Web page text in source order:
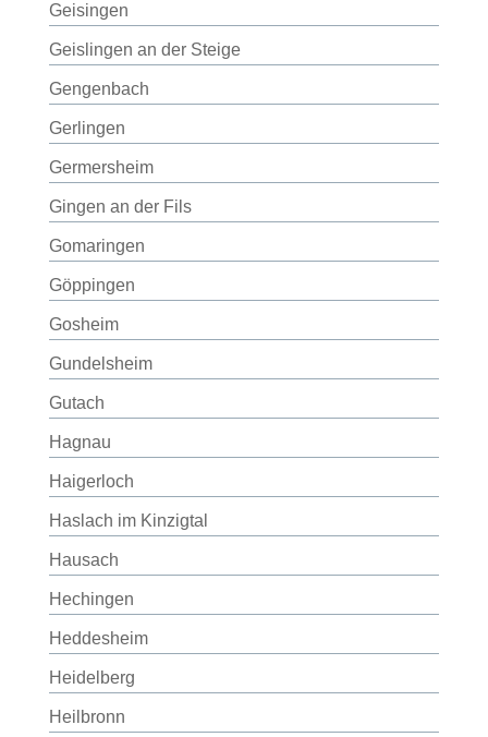
Geisingen
Geislingen an der Steige
Gengenbach
Gerlingen
Germersheim
Gingen an der Fils
Gomaringen
Göppingen
Gosheim
Gundelsheim
Gutach
Hagnau
Haigerloch
Haslach im Kinzigtal
Hausach
Hechingen
Heddesheim
Heidelberg
Heilbronn